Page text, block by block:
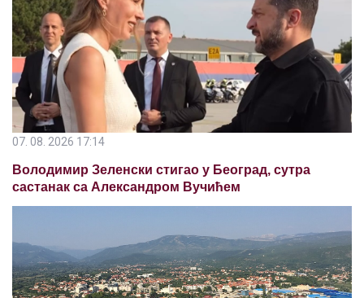
07. 08. 2026 17:14
Володимир Зеленски стигао у Београд, сутра
састанак са Александром Вучићем